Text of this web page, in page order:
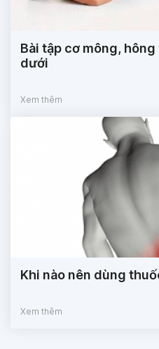
Bài tập cơ mông,
dưới
Xem thêm
Khi nào nên dùng
Xem thêm